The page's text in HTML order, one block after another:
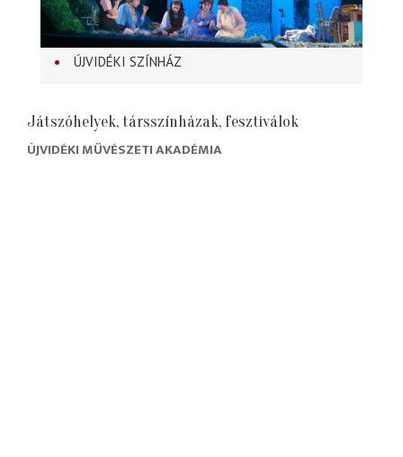
ÚJVIDÉKI SZÍNHÁZ
Játszóhelyek, társszínházak, fesztiválok
ÚJVIDÉKI MŰVÉSZETI AKADÉMIA